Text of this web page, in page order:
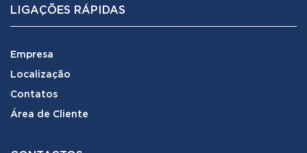
LIGAÇÕES RÁPIDAS
Empresa
Localização
Contatos
Área de Cliente